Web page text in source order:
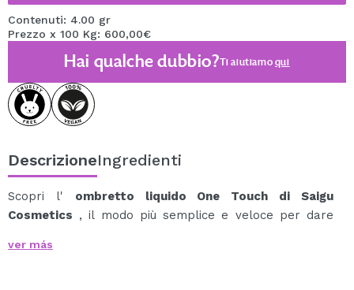
Contenuti: 4.00 gr
Prezzo x 100 Kg: 600,00€
Hai qualche dubbio?Ti aiutiamoqui
DescrizioneIngredienti
Scopri l' ombretto liquido One Touch di Saigu
Cosmetics , il modo più semplice e veloce per dare
La sua texture leggera e facile da applicare si fonde
ver más